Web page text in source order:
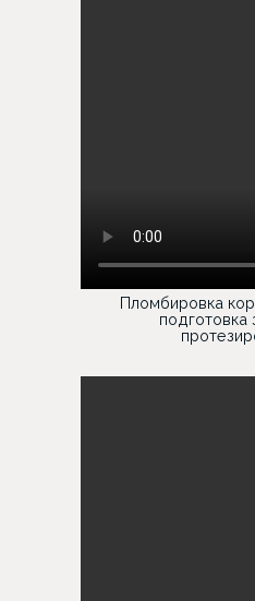
Пломбировка
подготовка